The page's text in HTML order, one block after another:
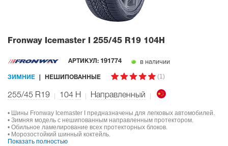
Fronway Icemaster I 255/45 R19 104H
АРТИКУЛ: 191774 в наличии
ЗИМНИЕ НЕШИПОВАННЫЕ (1)
255/45 R19 104 H Направленный
• Шины Fronway Icemaster I предназначены для легковых автомобилей.
• Зимняя модель с нешипованным направленным протектором.
• Обильное ламелирование всех протекторных блоков.
• Морозостойкий шинный коктейль.
Показать полностью